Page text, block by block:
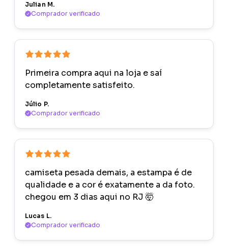
Julian M.
Comprador verificado
Primeira compra aqui na loja e saí
completamente satisfeito.
Júlio P.
Comprador verificado
camiseta pesada demais, a estampa é de
qualidade e a cor é exatamente a da foto.
chegou em 3 dias aqui no RJ 🤯
Lucas L.
Comprador verificado